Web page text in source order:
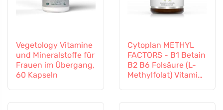
Vegetology Vitamine
und Mineralstoffe für
Frauen im Übergang,
60 Kapseln
Cytoplan METHYL
FACTORS - B1 Betain
B2 B6 Folsäure (L-
Methylfolat) Vitamin